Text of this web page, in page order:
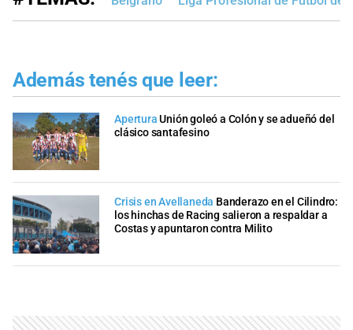
Además tenés que leer:
Apertura Unión goleó a Colón y se adueñó del
clásico santafesino
Crisis en Avellaneda Banderazo en el Cilindro:
los hinchas de Racing salieron a respaldar a
Costas y apuntaron contra Milito